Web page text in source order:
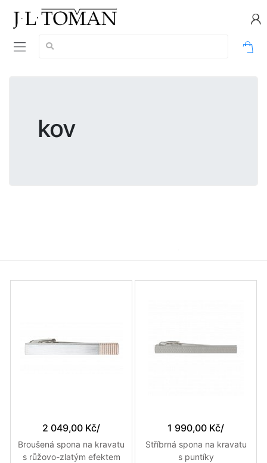
Vyhledávání:
kov
2 049,00 Kč/
Broušená spona na kravatu
s růžovo-zlatým efektem
1 990,00 Kč/
Stříbrná spona na kravatu
s puntíky